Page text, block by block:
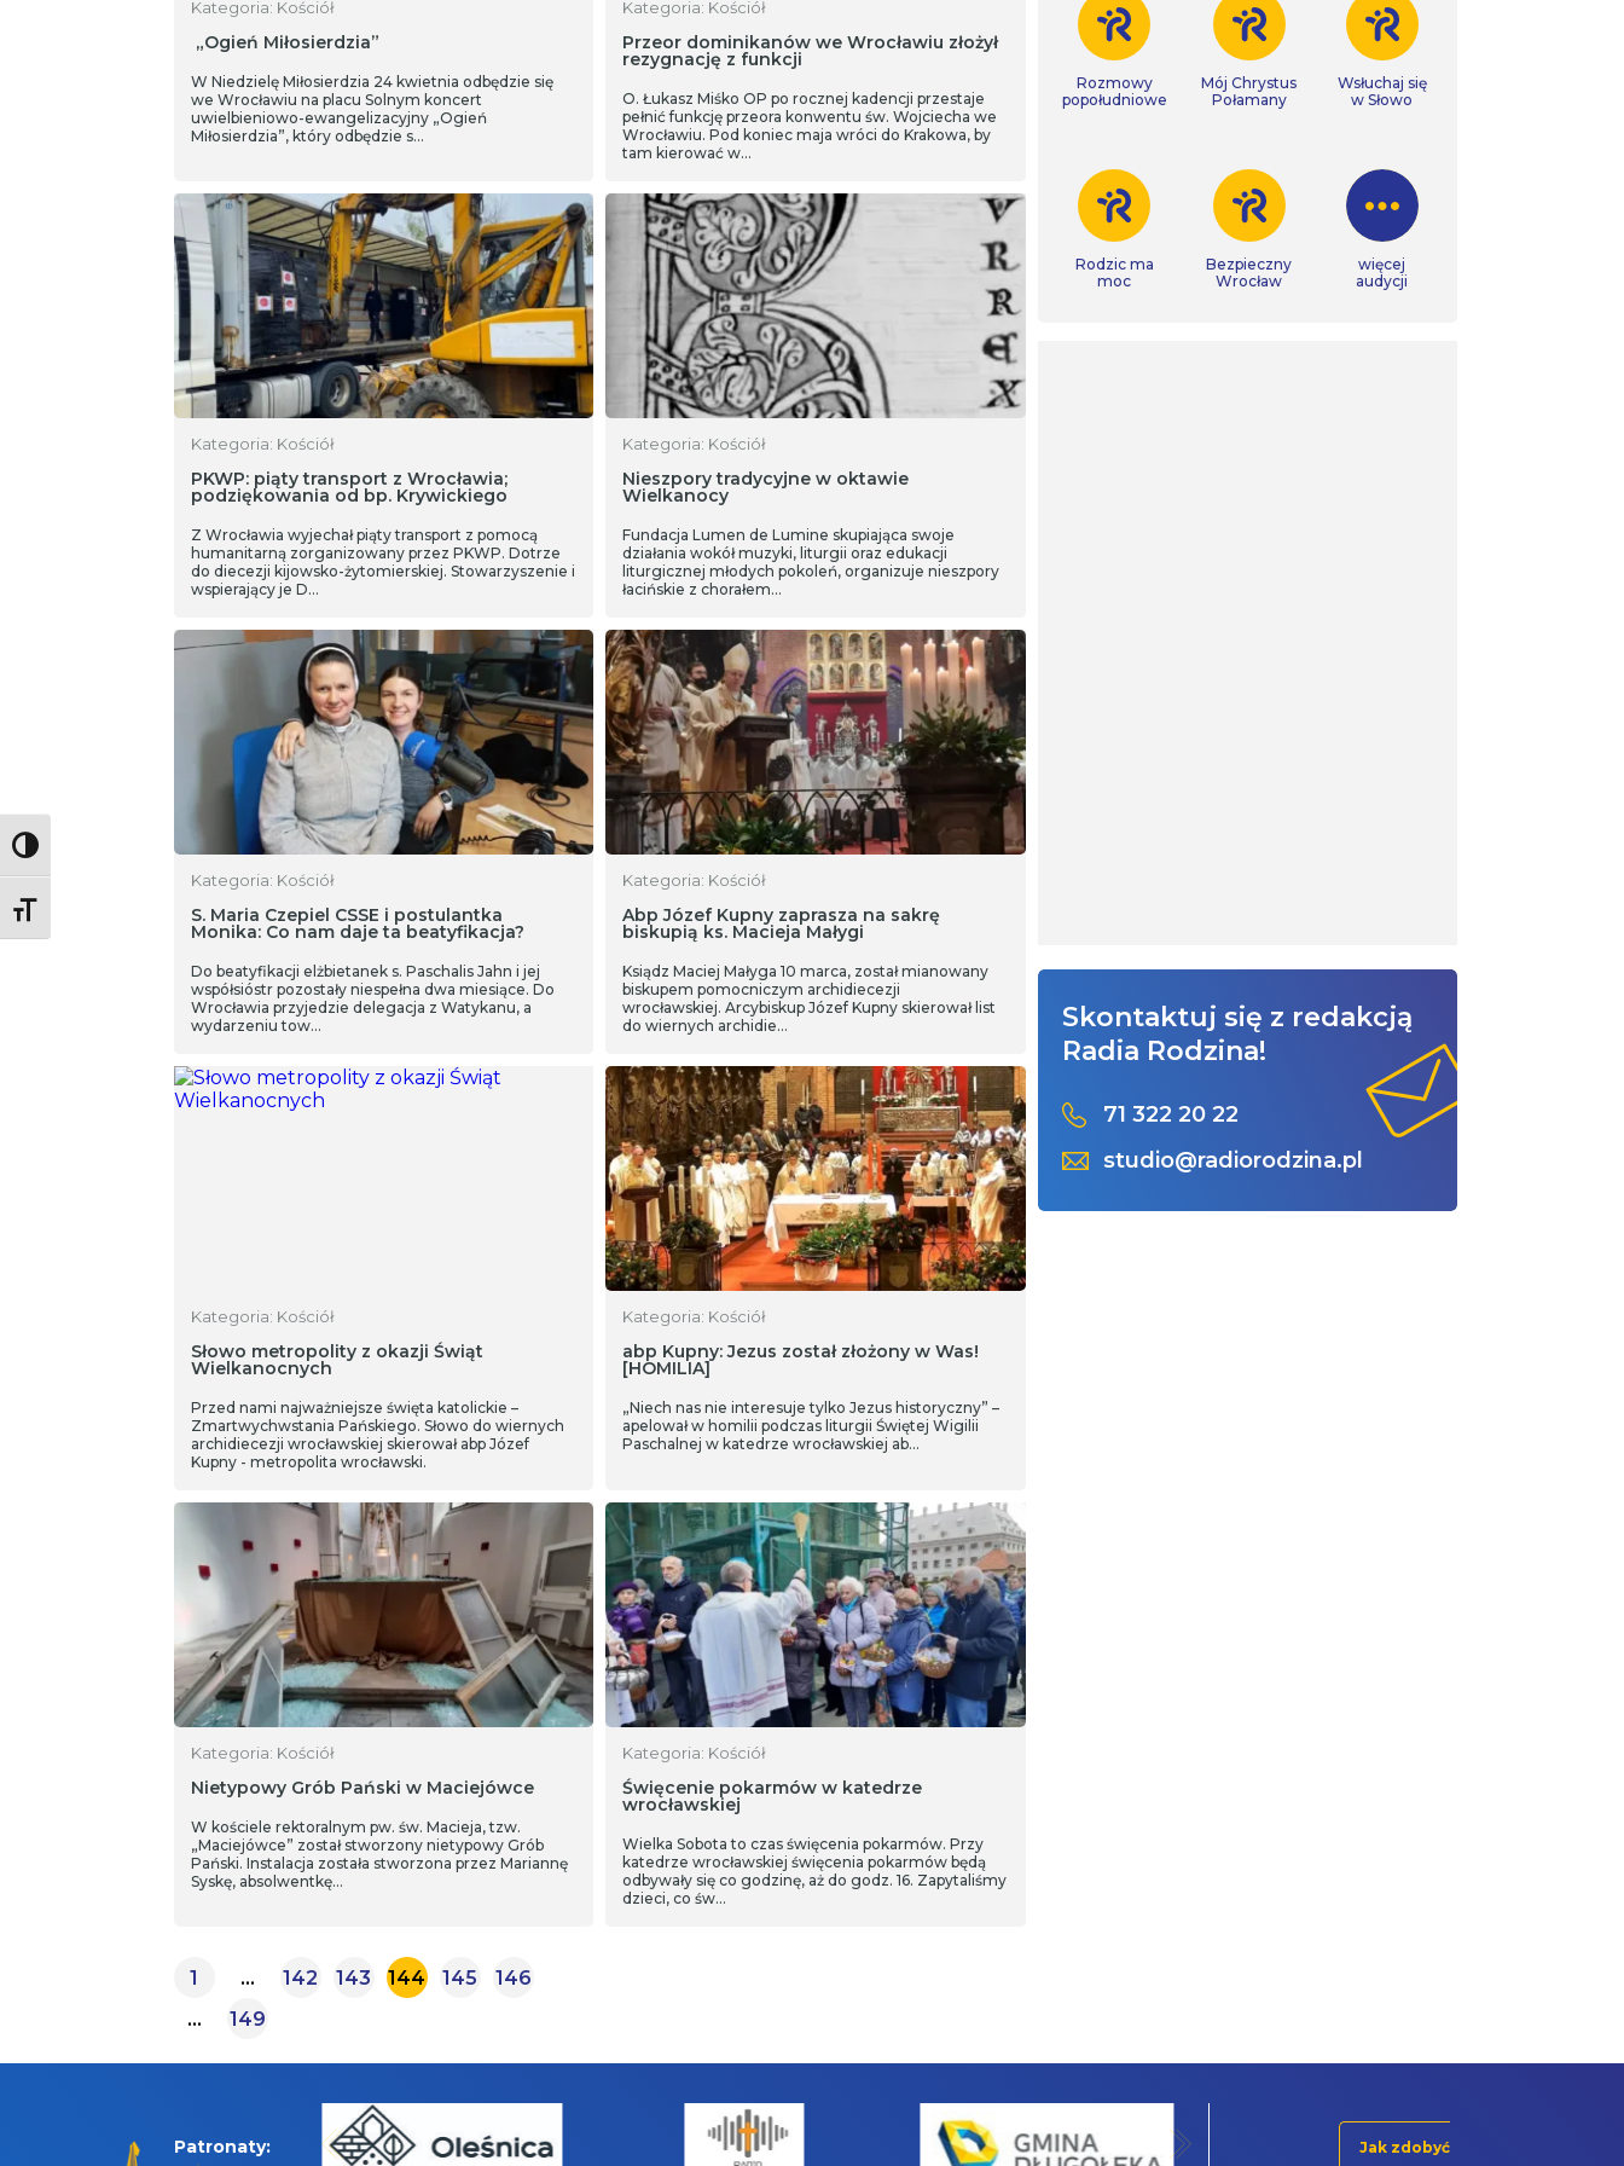
Toggle High Contrast
Toggle Font size
Kategoria: Kościół
„Ogień Miłosierdzia”
W Niedzielę Miłosierdzia 24 kwietnia odbędzie się
we Wrocławiu na placu Solnym koncert
uwielbieniowo-ewangelizacyjny „Ogień
Miłosierdzia”, który odbędzie s…
Kategoria: Kościół
Przeor dominikanów we Wrocławiu złożył
rezygnację z funkcji
O. Łukasz Miśko OP po rocznej kadencji przestaje
pełnić funkcję przeora konwentu św. Wojciecha we
Wrocławiu. Pod koniec maja wróci do Krakowa, by
tam kierować w…
Kategoria: Kościół
PKWP: piąty transport z Wrocławia;
podziękowania od bp. Krywickiego
Z Wrocławia wyjechał piąty transport z pomocą
humanitarną zorganizowany przez PKWP. Dotrze
do diecezji kijowsko-żytomierskiej. Stowarzyszenie i
wspierający je D…
Kategoria: Kościół
Nieszpory tradycyjne w oktawie
Wielkanocy
Fundacja Lumen de Lumine skupiająca swoje
działania wokół muzyki, liturgii oraz edukacji
liturgicznej młodych pokoleń, organizuje nieszpory
łacińskie z chorałem…
Kategoria: Kościół
S. Maria Czepiel CSSE i postulantka
Monika: Co nam daje ta beatyfikacja?
Do beatyfikacji elżbietanek s. Paschalis Jahn i jej
współsióstr pozostały niespełna dwa miesiące. Do
Wrocławia przyjedzie delegacja z Watykanu, a
wydarzeniu tow…
Kategoria: Kościół
Abp Józef Kupny zaprasza na sakrę
biskupią ks. Macieja Małygi
Ksiądz Maciej Małyga 10 marca, został mianowany
biskupem pomocniczym archidiecezji
wrocławskiej. Arcybiskup Józef Kupny skierował list
do wiernych archidie…
Kategoria: Kościół
Słowo metropolity z okazji Świąt
Wielkanocnych
Przed nami najważniejsze święta katolickie –
Zmartwychwstania Pańskiego. Słowo do wiernych
archidiecezji wrocławskiej skierował abp Józef
Kupny - metropolita wrocławski.
Kategoria: Kościół
abp Kupny: Jezus został złożony w Was!
[HOMILIA]
„Niech nas nie interesuje tylko Jezus historyczny” –
apelował w homilii podczas liturgii Świętej Wigilii
Paschalnej w katedrze wrocławskiej ab…
Kategoria: Kościół
Nietypowy Grób Pański w Maciejówce
W kościele rektoralnym pw. św. Macieja, tzw.
„Maciejówce” został stworzony nietypowy Grób
Pański. Instalacja została stworzona przez Mariannę
Syskę, absolwentkę…
Kategoria: Kościół
Święcenie pokarmów w katedrze
wrocławskiej
Wielka Sobota to czas święcenia pokarmów. Przy
katedrze wrocławskiej święcenia pokarmów będą
odbywały się co godzinę, aż do godz. 16. Zapytaliśmy
dzieci, co św…
1 … 142 143 144 145
146
…
149
Rozmowy
popołudniowe
Mój Chrystus
Połamany
Wsłuchaj się
w Słowo
Rodzic ma
moc
Bezpieczny
Wrocław
więcej
audycji
Skontaktuj się z redakcją
Radia Rodzina!
71 322 20 22
studio@radiorodzina.pl
Patronaty: Jak zdobyć